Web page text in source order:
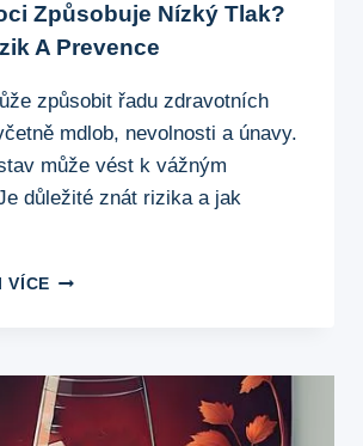
Způsobuje Nízký Tlak?
A Prevence
způsobit řadu zdravotních
mdlob, nevolnosti a únavy.
může vést k vážným
důležité znát rizika a jak
VÍCEJAKÉ
TLAK?
PŘEHLED
RIZIK